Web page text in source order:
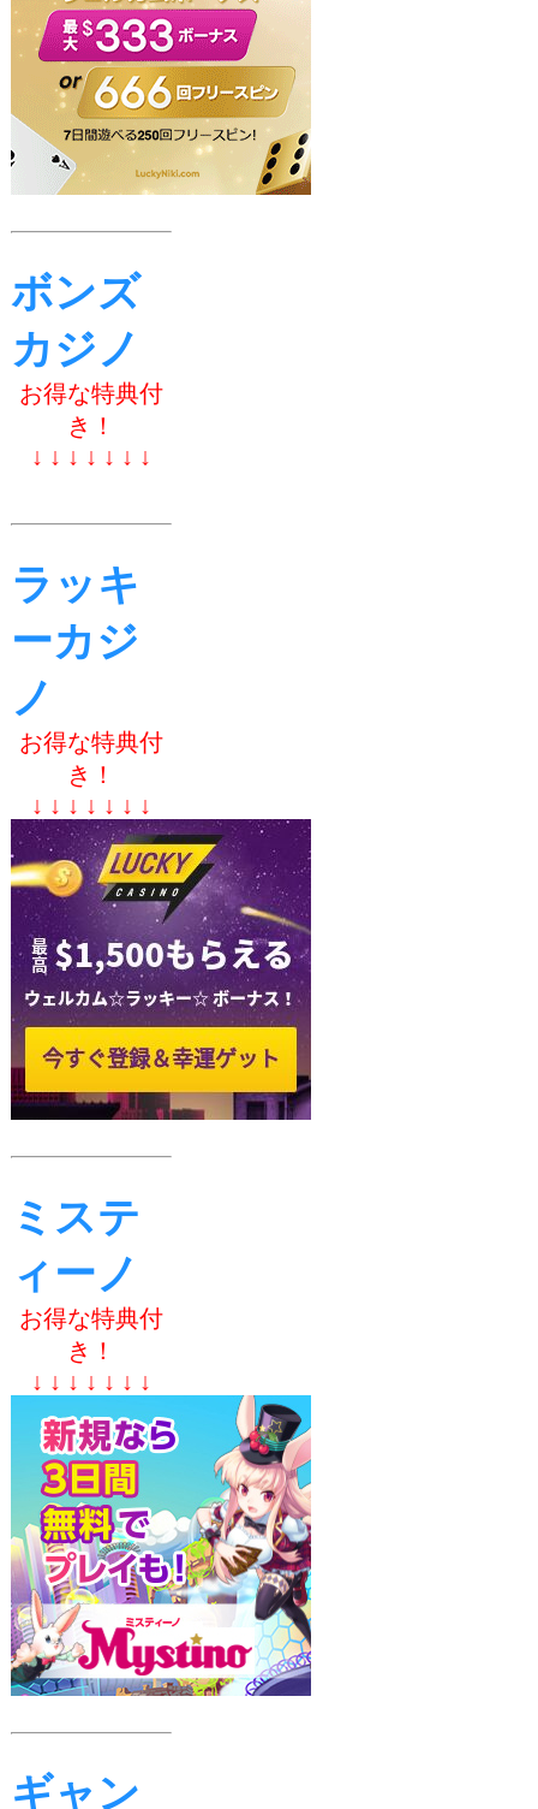
ボンズ
カジノ
お得な特典付
き！
↓ ↓ ↓ ↓ ↓ ↓ ↓
ラッキ
ーカジ
ノ
お得な特典付
き！
↓ ↓ ↓ ↓ ↓ ↓ ↓
ミステ
ィーノ
お得な特典付
き！
↓ ↓ ↓ ↓ ↓ ↓ ↓
ギャン